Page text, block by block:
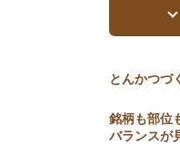
とんかつづ
銘柄も部位
バランスが